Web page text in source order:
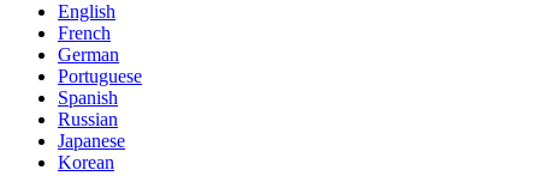
English
French
German
Portuguese
Spanish
Russian
Japanese
Korean